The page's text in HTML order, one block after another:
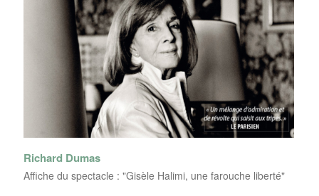
Richard Dumas
Affiche du spectacle : "Gisèle Halimi, une farouche liberté"